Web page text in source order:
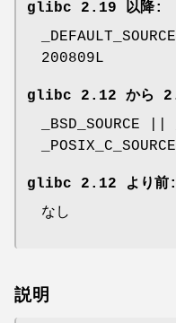
glibc 2.19 以降:
200809L
glibc 2.12 から
_BSD_SOURCE
glibc 2.12 より前:
なし
説明